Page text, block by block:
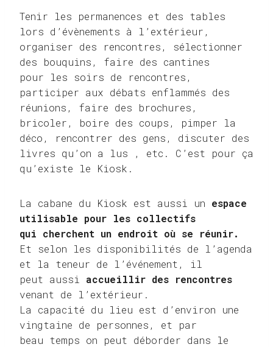
Tenir les permanences et des tables
lors d’évènements à l’extérieur,
organiser des rencontres, sélectionner
des bouquins, faire des cantines
pour les soirs de rencontres,
participer aux débats enflammés des
réunions, faire des brochures,
bricoler, boire des coups, pimper la
déco, rencontrer des gens, discuter des
livres qu’on a lus , etc. C’est pour ça
qu’existe le Kiosk.
La cabane du Kiosk est aussi un espace
utilisable pour les collectifs
qui cherchent un endroit où se réunir.
Et selon les disponibilités de l’agenda
et la teneur de l’événement, il
peut aussi accueillir des rencontres
venant de l’extérieur.
La capacité du lieu est d’environ une
vingtaine de personnes, et par
beau temps on peut déborder dans le